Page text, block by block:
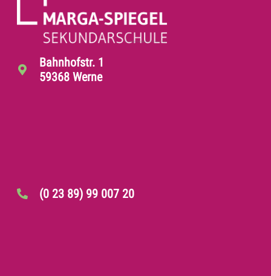
Bahnhofstr. 1
59368 Werne
(0 23 89) 99 007 20